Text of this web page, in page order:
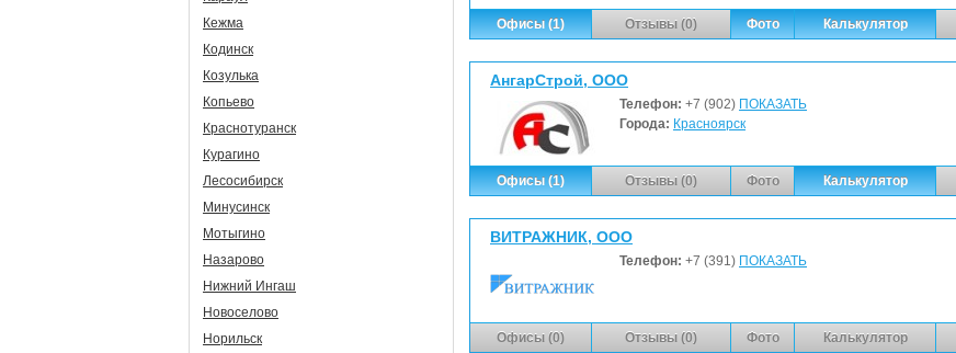
Офисы (1) Отзывы (0) Фото Калькулятор
АнгарСтрой, ООО
Телефон: +7 (902) ПОКАЗАТЬ
Города: Красноярск
Офисы (1) Отзывы (0) Фото Калькулятор
ВИТРАЖНИК, ООО
Телефон: +7 (391) ПОКАЗАТЬ
Офисы (0) Отзывы (0) Фото Калькулятор
Кежма
Кодинск
Козулька
Копьево
Краснотуранск
Курагино
Лесосибирск
Минусинск
Мотыгино
Назарово
Нижний Ингаш
Новоселово
Норильск